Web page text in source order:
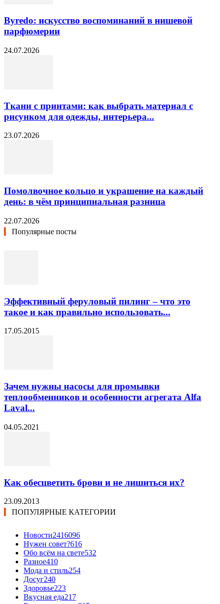
Byredo: искусство воспоминаний в нишевой
парфюмерии
24.07.2026
Ткани с принтами: как выбрать материал с
рисунком для одежды, интерьера...
23.07.2026
Помолвочное кольцо и украшение на каждый
день: в чём принципиальная разница
22.07.2026
Популярные посты
Эффективный феруловый пилинг – что это
такое и как правильно использовать...
17.05.2015
Зачем нужны насосы для промывки
теплообменников и особенности агрегата Alfa
Laval...
04.05.2021
Как обесцветить брови и не лишиться их?
23.09.2013
ПОПУЛЯРНЫЕ КАТЕГОРИИ
Новости2416096
Нужен совет?616
Обо всём на свете532
Разное410
Мода и стиль254
Досуг240
Здоровье223
Вкусная еда217